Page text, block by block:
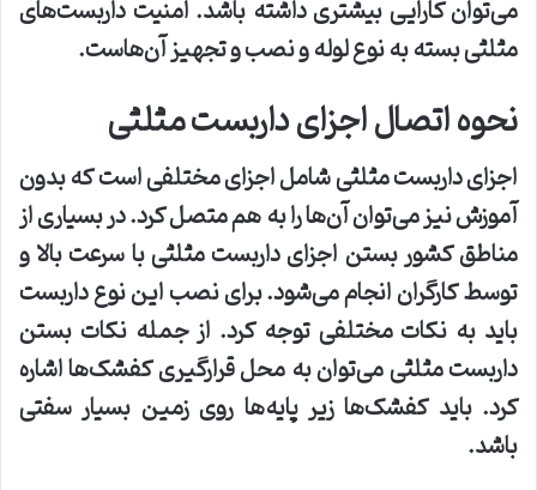
می‌توان کارایی بیشتری داشته باشد. امنیت داربست‌های
مثلثی بسته به نوع لوله و نصب و تجهیز آن‌هاست.
نحوه اتصال اجزای داربست مثلثی
اجزای داربست مثلثی شامل اجزای مختلفی است که بدون
آموزش نیز می‌توان آن‌ها را به هم متصل کرد. در بسیاری از
مناطق کشور بستن اجزای داربست مثلثی با سرعت بالا و
توسط کارگران انجام می‌شود. برای نصب این نوع داربست
باید به نکات مختلفی توجه کرد. از جمله نکات بستن
داربست مثلثی می‌توان به محل قرارگیری کفشک‌ها اشاره
کرد. باید کفشک‌ها زیر پایه‌ها روی زمین بسیار سفتی
باشد.